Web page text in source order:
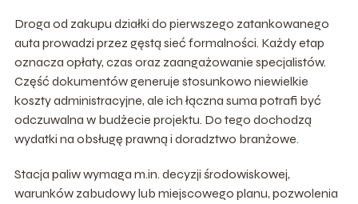
Droga od zakupu działki do pierwszego zatankowanego
auta prowadzi przez gęstą sieć formalności. Każdy etap
oznacza opłaty, czas oraz zaangażowanie specjalistów.
Część dokumentów generuje stosunkowo niewielkie
koszty administracyjne, ale ich łączna suma potrafi być
odczuwalna w budżecie projektu. Do tego dochodzą
wydatki na obsługę prawną i doradztwo branżowe.
Stacja paliw wymaga m.in. decyzji środowiskowej,
warunków zabudowy lub miejscowego planu, pozwolenia